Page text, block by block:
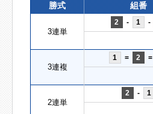
勝式 組番
3連単
2 - 1 -
3連複
1 = 2 =
2連単
2 - 1